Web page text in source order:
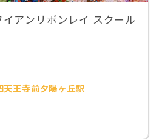
アンリボンレイ スクール
王寺前夕陽ヶ丘駅